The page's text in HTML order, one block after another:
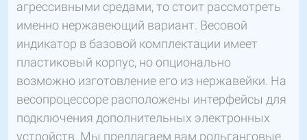
агрессивными средами, то стоит рассмотреть
именно нержавеющий вариант. Весовой
индикатор в базовой комплектации имеет
пластиковый корпус, но опционально
возможно изготовление его из нержавейки. На
весопроцессоре расположены интерфейсы для
подключения дополнительных электронных
устройств. Мы предлагаем вам рольганговые